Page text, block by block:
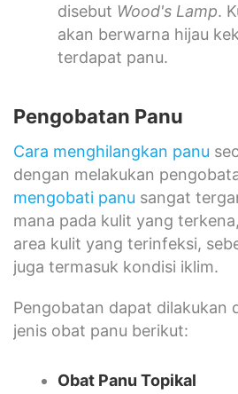
disebut Wood's Lamp.
akan berwarna hijau
terdapat panu.
Pengobatan Panu
Cara menghilangkan panu
dengan melakukan
mengobati panu sangat
mana pada kulit yang
area kulit yang terinfeksi,
juga termasuk kondisi iklim.
Pengobatan dapat dilakukan
jenis obat panu berikut:
Obat Panu Topikal